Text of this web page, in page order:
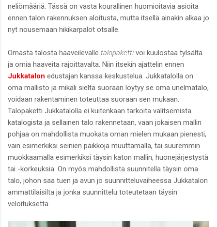
neliömääriä. Tässä on vasta kourallinen huomioitavia asioita
ennen talon rakennuksen aloitusta, mutta itsellä ainakin alkaa jo
nyt nousemaan hikikarpalot otsalle.
Omasta talosta haaveilevalle talopaketti voi kuulostaa tylsältä
ja omia haaveita rajoittavalta. Niin itsekin ajattelin ennen
Jukkatalon edustajan kanssa keskustelua. Jukkatalolla on
oma mallisto ja mikäli sieltä suoraan löytyy se oma unelmatalo,
voidaan rakentaminen toteuttaa suoraan sen mukaan.
Talopaketti Jukkatalolla ei kuitenkaan tarkoita valitsemista
katalogista ja sellainen talo rakennetaan, vaan jokaisen mallin
pohjaa on mahdollista muokata oman mielen mukaan pienesti,
vain esimerkiksi seinien paikkoja muuttamalla, tai suuremmin
muokkaamalla esimerkiksi täysin katon mallin, huonejärjestystä
tai -korkeuksia. On myös mahdollista suunnitella täysin oma
talo, johon saa tuen ja avun jo suunnitteluvaiheessa Jukkatalon
ammattilaisilta ja jonka suunnittelu toteutetaan täysin
veloituksetta.